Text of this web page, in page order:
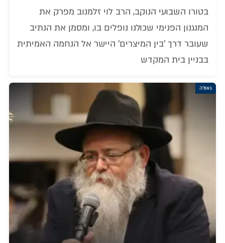
בטורו השבועי הנוקב, הרב לוי זלמנוב מפרק את
המנגנון הפנימי שכולנו נופלים בו, ומסמן את הנתיב
שעובר דרך 'בין המיצרים' היישר אל הנחמה האמיתית
בבניין בית המקדש
גאולה